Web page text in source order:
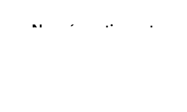
Nos réparations et